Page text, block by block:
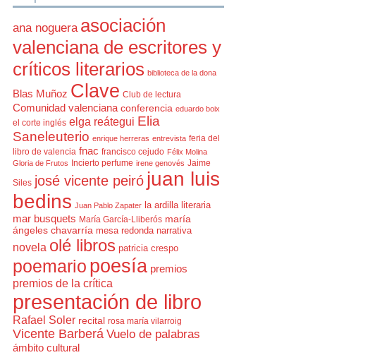
ana noguera asociación
valenciana de escritores y
críticos literarios biblioteca de la dona
Blas Muñoz Clave Club de lectura
Comunidad valenciana conferencia eduardo boix
el corte inglés elga reátegui Elia
Saneleuterio enrique herreras entrevista feria del
libro de valencia fnac francisco cejudo Félix Molina
Gloria de Frutos
Incierto perfume irene genovés Jaime
Siles josé vicente peiró juan luis
bedins Juan Pablo Zapater la ardilla literaria
mar busquets María García-Lliberós maría
ángeles chavarría mesa redonda narrativa
novela olé libros patricia crespo
poemario poesía premios
premios de la crítica
presentación de libro
Rafael Soler recital rosa maría vilarroig
Vicente Barberá Vuelo de palabras
ámbito cultural